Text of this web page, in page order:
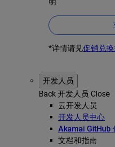
明
*详情请见促销兑
开发人员
Back 开发人员 Close
云开发人员
开发人员中心
Akamai GitHub
文档和指南